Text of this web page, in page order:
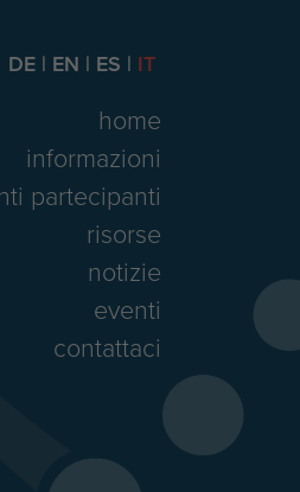
DE EN ES IT
home
informazioni
partecipanti
risorse
notizie
eventi
contattaci